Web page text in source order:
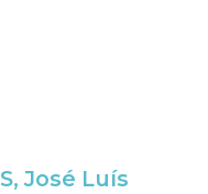
José Luís